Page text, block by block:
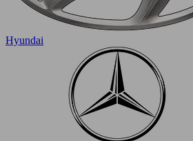
Hyundai